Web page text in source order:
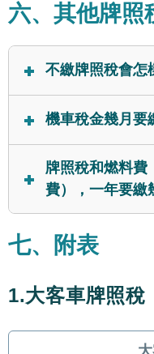
六、其他牌照
不繳牌照稅會怎
遲未繳納牌照稅，不
處以應納稅額1倍以
機車稅金幾月要
若是150cc以下的機
以上才要在4/1～4/30
牌照稅和燃料費
費），一年要繳
151cc以上機車，以
納牌照稅、7月繳交燃
車），每年則須於4
3、6、9、12月繳納
七、附表
1.大客車牌照稅